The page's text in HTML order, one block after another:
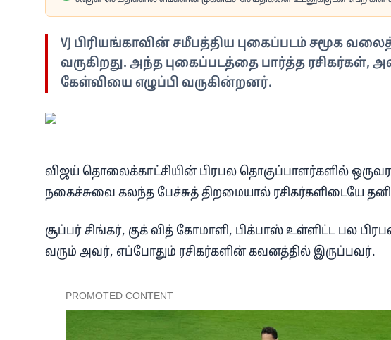
VJ பிரியங்காவின் சமீபத்திய புகைப்படம் சமூக
வருகிறது. அந்த புகைப்படத்தை பார்த்த ரசிகர்கள்,
கேள்வியை எழுப்பி வருகின்றனர்.
விஜய் தொலைக்காட்சியின் பிரபல தொகுப்பாளர்களில்
நகைச்சுவை கலந்த பேச்சுத் திறமையால் ரசிகர்களிடையே
சூப்பர் சிங்கர், குக் வித் கோமாளி, பிக்பாஸ் உள்ளிட்ட பல
வரும் அவர், எப்போதும் ரசிகர்களின் கவனத்தில் இருப்பவர்.